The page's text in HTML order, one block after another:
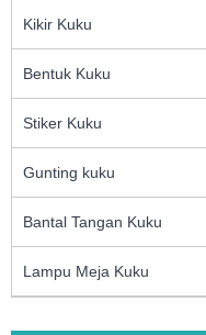
Kikir Kuku
Bentuk Kuku
Stiker Kuku
Gunting kuku
Bantal Tangan Kuku
Lampu Meja Kuku